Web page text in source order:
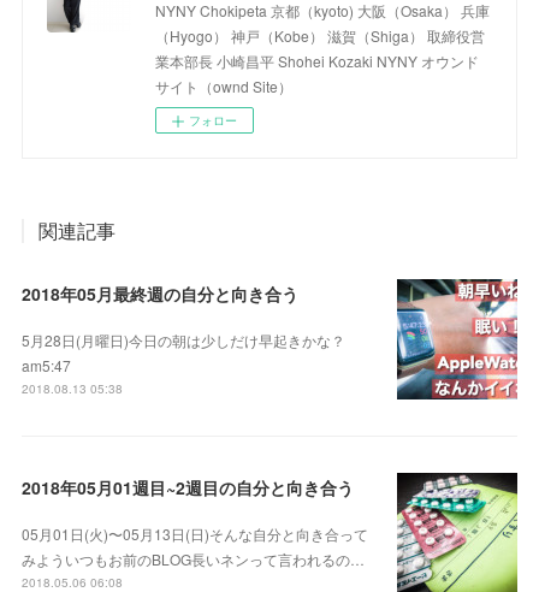
NYNY Chokipeta 京都（kyoto) 大阪（Osaka） 兵庫
（Hyogo） 神戸（Kobe） 滋賀（Shiga） 取締役営
業本部長 小崎昌平 Shohei Kozaki NYNY オウンド
サイト（ownd Site）
フォロー
関連記事
2018年05月最終週の自分と向き合う
5月28日(月曜日)今日の朝は少しだけ早起きかな？
am5:47
2018.08.13 05:38
2018年05月01週目~2週目の自分と向き合う
05月01日(火)〜05月13日(日)そんな自分と向き合って
みよういつもお前のBLOG長いネンって言われるの…
2018.05.06 06:08